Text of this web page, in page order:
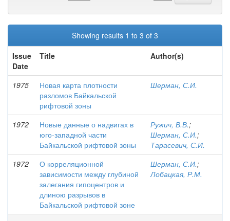
Showing results 1 to 3 of 3
Issue
Date
Title Author(s)
1975
Новая карта плотности
разломов Байкальской
рифтовой зоны
Шерман, С.И.
1972
Новые данные о надвигах в
юго-западной части
Байкальской рифтовой зоны
Ружич, В.В.;
Шерман, С.И.;
Тарасевич, С.И.
1972
О корреляционной
зависимости между глубиной
залегания гипоцентров и
длиною разрывов в
Байкальской рифтовой зоне
Шерман, С.И.;
Лобацкая, Р.М.